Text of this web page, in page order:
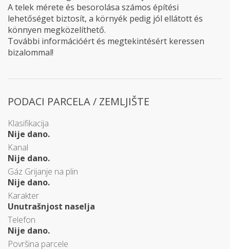
A telek mérete és besorolása számos építési
lehetőséget biztosít, a környék pedig jól ellátott és
könnyen megközelíthető.
További információért és megtekintésért keressen
bizalommal!
PODACI PARCELA / ZEMLJIŠTE
Klasifikacija
Nije dano.
Kanal
Nije dano.
Gáz Grijanje na plin
Nije dano.
Karakter
Unutrašnjost naselja
Telefon
Nije dano.
Površina parcele